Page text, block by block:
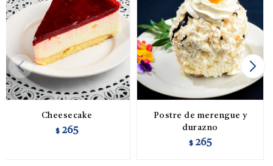
Cheesecake
$ 265
Postre de merengue y
durazno
$ 265